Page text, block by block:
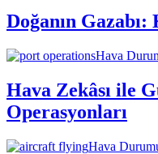
Doğanın Gazabı:
Hava
Hava Zekâsı ile
Operasyonları
Hava